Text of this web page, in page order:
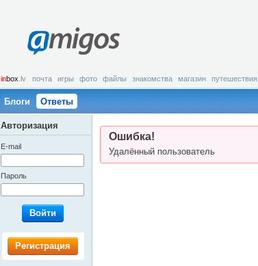
amigos
inbox .lv почта игры фото файлы знакомства магазин путешествия
Блоги Ответы
Ошибка!
Удалённый пользователь
Авторизация
E-mail
Пароль
Войти
Регистрация